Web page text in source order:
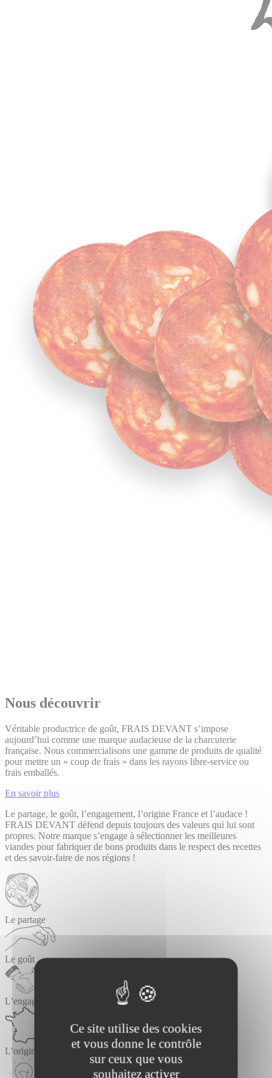
Ce site utilise des cookies
et vous donne le contrôle
sur ceux que vous
souhaitez activer
Nous découvrir
Véritable productrice de goût, FRAIS DEVANT s’impose
aujourd’hui comme une marque audacieuse de la charcuterie
française. Nous commercialisons une gamme de produits de qualité
pour mettre un « coup de frais » dans les rayons libre-service ou
frais emballés.
En savoir plus
Le partage, le goût, l’engagement, l’origine France et l’audace !
FRAIS DEVANT défend depuis toujours des valeurs qui lui sont
propres. Notre marque s’engage à sélectionner les meilleures
viandes pour fabriquer de bons produits dans le respect des recettes
et des savoir-faire de nos régions !
Le partage
Le goût
L’engagement
L’origine France